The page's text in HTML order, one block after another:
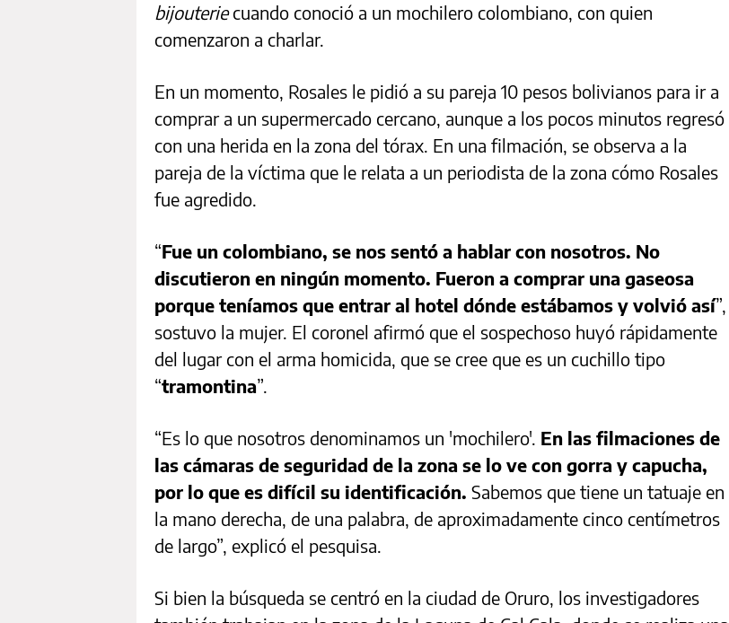
bijouteriecuando conoció a un mochilero colombiano, con quien
comenzaron a charlar.
En un momento, Rosales le pidió a su pareja 10 pesos bolivianos para ir a
comprar a un supermercado cercano, aunque a los pocos minutos regresó
con una herida en la zona del tórax. En una filmación, se observa a la
pareja de la víctima que le relata a un periodista de la zona cómo Rosales
fue agredido.
“Fue un colombiano, se nos sentó a hablar con nosotros. No
discutieron en ningún momento. Fueron a comprar una gaseosa
porque teníamos que entrar al hotel dónde estábamos y volvió así”,
sostuvo la mujer. El coronel afirmó que el sospechoso huyó rápidamente
del lugar con el arma homicida, que se cree que es un cuchillo tipo
“tramontina”.
“Es lo que nosotros denominamos un 'mochilero'. En las filmaciones de
las cámaras de seguridad de la zona se lo ve con gorra y capucha,
por lo que es difícil su identificación. Sabemos que tiene un tatuaje en
la mano derecha, de una palabra, de aproximadamente cinco centímetros
de largo”, explicó el pesquisa.
Si bien la búsqueda se centró en la ciudad de Oruro, los investigadores